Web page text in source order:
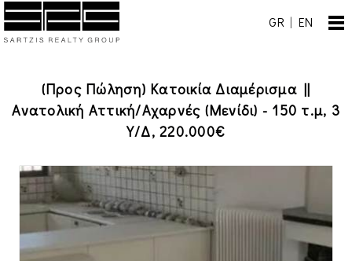
GR | EN
(Προς Πώληση) Κατοικία Διαμέρισμα ||
Ανατολική Αττική/Αχαρνές (Μενίδι) - 150 τ.μ, 3
Υ/Δ, 220.000€